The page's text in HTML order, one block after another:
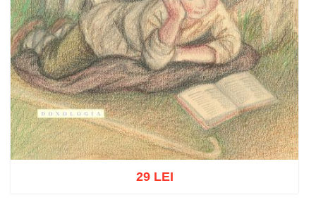
29 LEI